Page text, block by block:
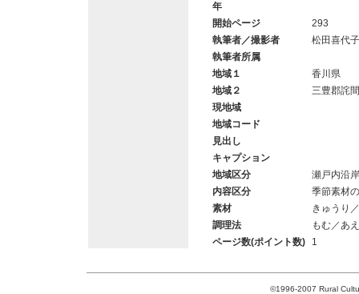
年
開始ページ
293
執筆者／撮影者
松田喜代子
執筆者所属
地域１
香川県
地域２
三豊郡詫
現地域
地域コード
見出し
キャプション
地域区分
瀬戸内沿
内容区分
季節素材
素材
きゅうり
調理法
もむ／あ
ページ数(ポイント数)
1
©1996-2007 Rural